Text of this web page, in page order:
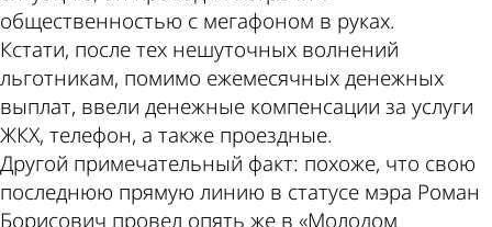
общественностью с мегафоном в руках.
Кстати, после тех нешуточных волнений
льготникам, помимо ежемесячных денежных
выплат, ввели денежные компенсации за услуги
ЖКХ, телефон, а также проездные.
Другой примечательный факт: похоже, что свою
последнюю прямую линию в статусе мэра Роман
Борисович провел опять же в «Молодом